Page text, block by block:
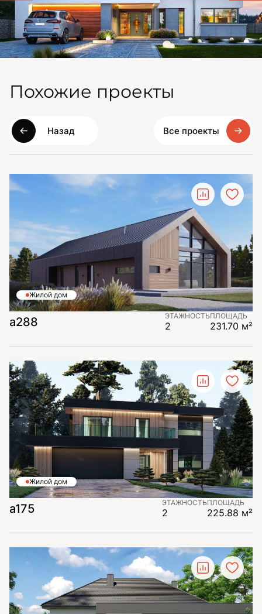
Похожие проекты
Назад Все проекты
Жилой дом
а288 ЭТАЖНОСТЬ
2
ПЛОЩАДЬ
231.70 м²
Жилой дом
a175 ЭТАЖНОСТЬ
2
ПЛОЩАДЬ
225.88 м²